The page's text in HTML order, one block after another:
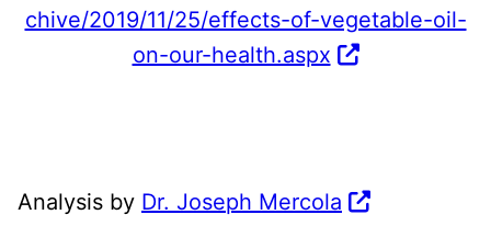
chive/2019/11/25/effects-of-vegetable-oil-
on-our-health.aspx
Analysis by Dr. Joseph Mercola